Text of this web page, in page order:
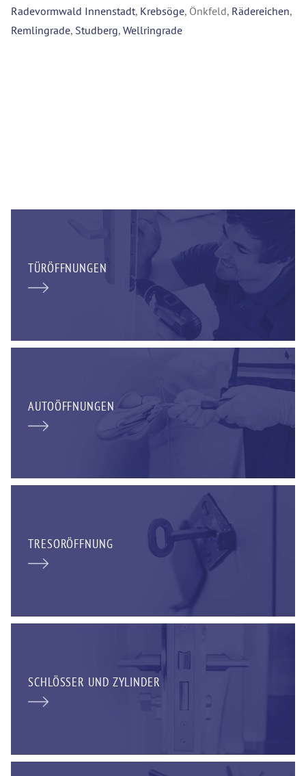
Radevormwald Innenstadt, Krebsöge, Önkfeld, Rädereichen,
Remlingrade, Studberg, Wellringrade
TÜRÖFFNUNGEN
AUTOÖFFNUNGEN
TRESORÖFFNUNG
SCHLÖSSER UND ZYLINDER